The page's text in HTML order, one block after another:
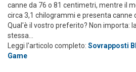
canne da 76 o 81 centimetri, mentre il
circa 3,1 chilogrammi e presenta canne
Qual'è il vostro preferito? Non importa:
stessa…
Leggi l'articolo completo: Sovrapposti
Game